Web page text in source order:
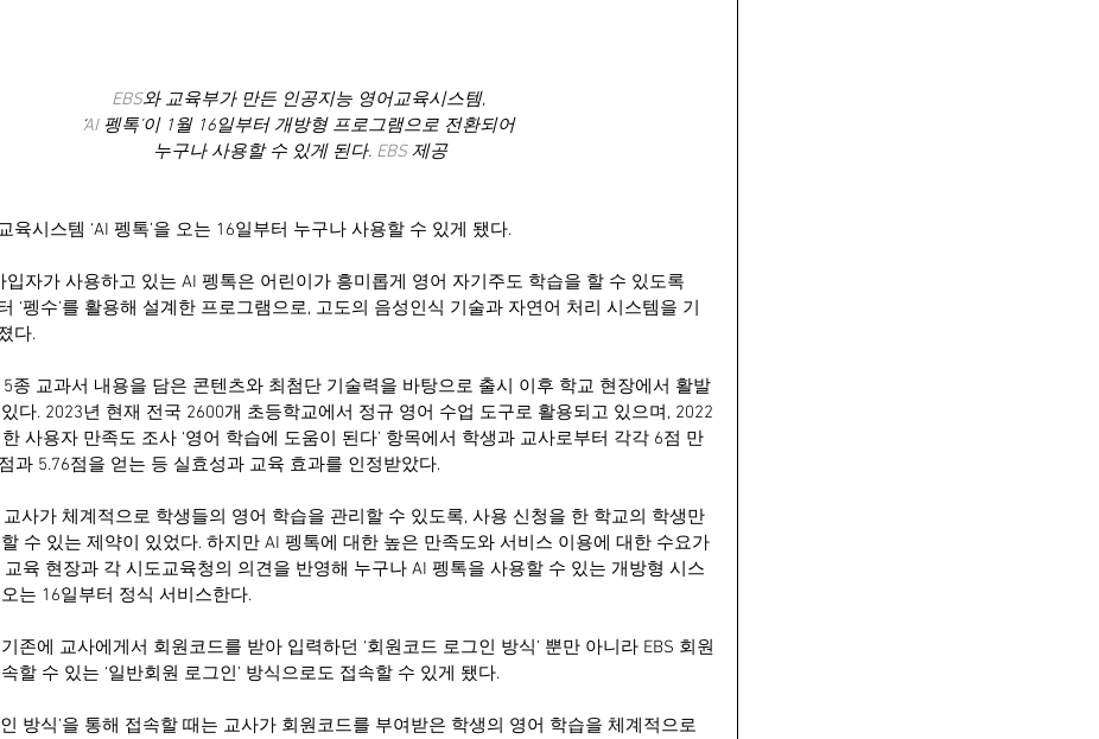
EBS와 교육부가 만든 인공지능 영어교육시스템,
‘AI 펭톡’이 1월 16일부터 개방형 프로그램으로 전환되어
누구나 사용할 수 있게 된다. EBS 제공
육시스템 ‘AI 펭톡’을 오는 16일부터 누구나 사용할 수 있게 됐다.
입자가 사용하고 있는 AI 펭톡은 어린이가 흥미롭게 영어 자기주도 학습을 할 수 있도록
‘펭수’를 활용해 설계한 프로그램으로, 고도의 음성인식 기술과 자연어 처리 시스템을 기
다.
종 교과서 내용을 담은 콘텐츠와 최첨단 기술력을 바탕으로 출시 이후 학교 현장에서 활발
다. 2023년 현재 전국 2600개 초등학교에서 정규 영어 수업 도구로 활용되고 있으며, 2022
사용자 만족도 조사 ‘영어 학습에 도움이 된다’ 항목에서 학생과 교사로부터 각각 6점 만
과 5.76점을 얻는 등 실효성과 교육 효과를 인정받았다.
사가 체계적으로 학생들의 영어 학습을 관리할 수 있도록, 사용 신청을 한 학교의 학생만
수 있는 제약이 있었다. 하지만 AI 펭톡에 대한 높은 만족도와 서비스 이용에 대한 수요가
교육 현장과 각 시도교육청의 의견을 반영해 누구나 AI 펭톡을 사용할 수 있는 개방형 시스
는 16일부터 정식 서비스한다.
존에 교사에게서 회원코드를 받아 입력하던 ‘회원코드 로그인 방식’ 뿐만 아니라 EBS 회원
할 수 있는 ‘일반회원 로그인’ 방식으로도 접속할 수 있게 됐다.
방식’을 통해 접속할 때는 교사가 회원코드를 부여받은 학생의 영어 학습을 체계적으로